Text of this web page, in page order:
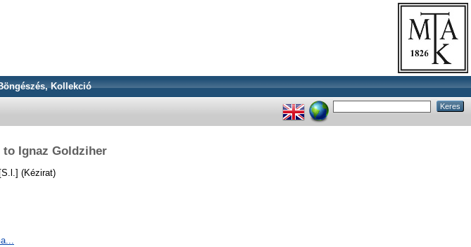
Kollekció
Ignaz Goldziher
(Kézirat)